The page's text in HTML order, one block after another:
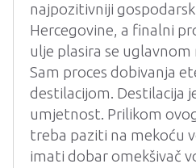
najpozitivniji
Hercegovine, a finalni
ulje plasira se
Sam proces dobivanja
destilacijom. Destilacija
umjetnost. Prilikom
treba paziti na mekoću
imati dobar omekšivač